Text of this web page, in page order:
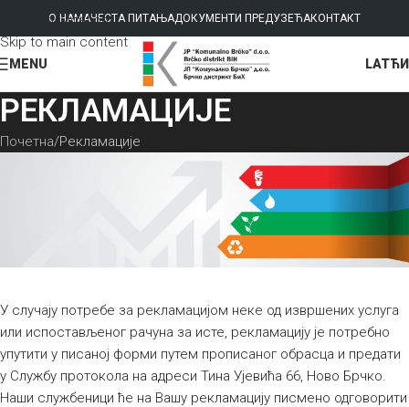
Skip to navigation
Skip to main content
О НАМАЧЕСТА ПИТАЊАДОКУМЕНТИ ПРЕДУЗЕЋАКОНТАКТ
MENU LAT
РЕКЛАМАЦИЈЕ
Почетна Рекламације
У случају потребе за рекламацијом неке од извршених услуга
или испостављеног рачуна за исте, рекламацију је потребно
упутити у писаној форми путем прописаног обрасца и предати
у Службу протокола на адреси Тина Ујевића 66, Ново Брчко.
Наши службеници ће на Вашу рекламацију писмено одговорити